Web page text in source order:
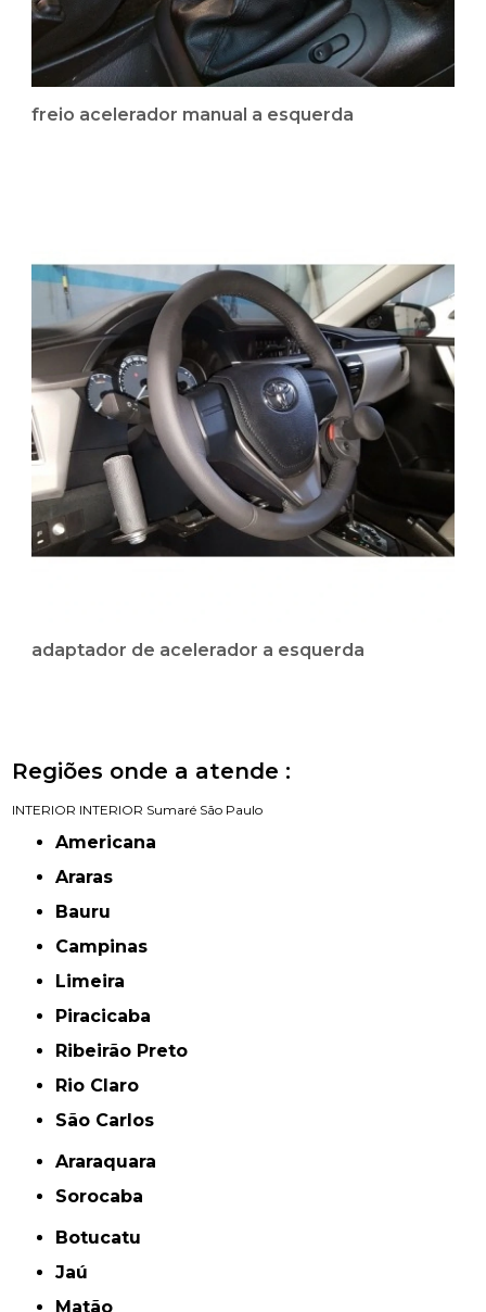
freio acelerador manual a esquerda
adaptador de acelerador a esquerda
Regiões onde a atende :
INTERIOR INTERIOR Sumaré São Paulo
Americana
Araras
Bauru
Campinas
Limeira
Piracicaba
Ribeirão Preto
Rio Claro
São Carlos
Araraquara
Sorocaba
Botucatu
Jaú
Matão